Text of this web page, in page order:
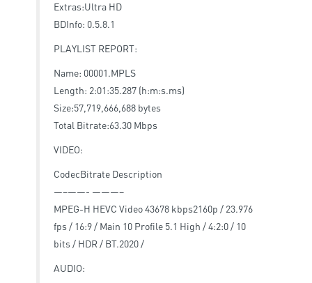
Extras:Ultra HD
BDInfo: 0.5.8.1
PLAYLIST REPORT:
Name: 00001.MPLS
Length: 2:01:35.287 (h:m:s.ms)
Size:57,719,666,688 bytes
Total Bitrate:63.30 Mbps
VIDEO:
CodecBitrate Description
—–——- ———–
MPEG-H HEVC Video 43678 kbps2160p / 23.976
fps / 16:9 / Main 10 Profile 5.1 High / 4:2:0 / 10
bits / HDR / BT.2020 /
AUDIO: